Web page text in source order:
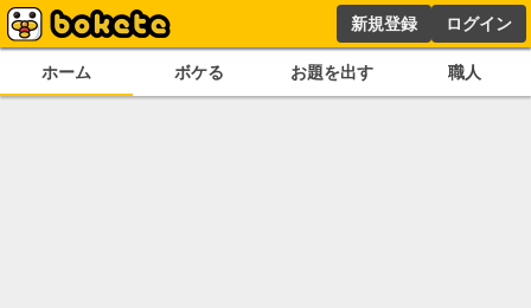
新規登録 ログイン
ホーム ボケる お題を出す 職人